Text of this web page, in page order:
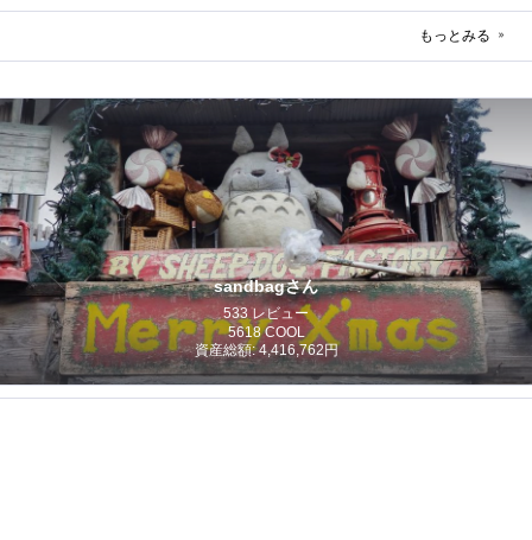
もっとみる
sandbagさん
533 レビュー
5618 COOL
資産総額: 4,416,762円